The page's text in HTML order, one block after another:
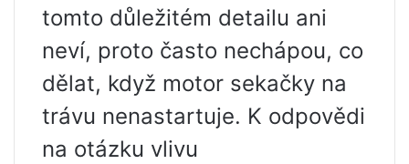
tomto důležitém detailu ani
neví, proto často nechápou, co
dělat, když motor sekačky na
trávu nenastartuje. K odpovědi
na otázku vlivu